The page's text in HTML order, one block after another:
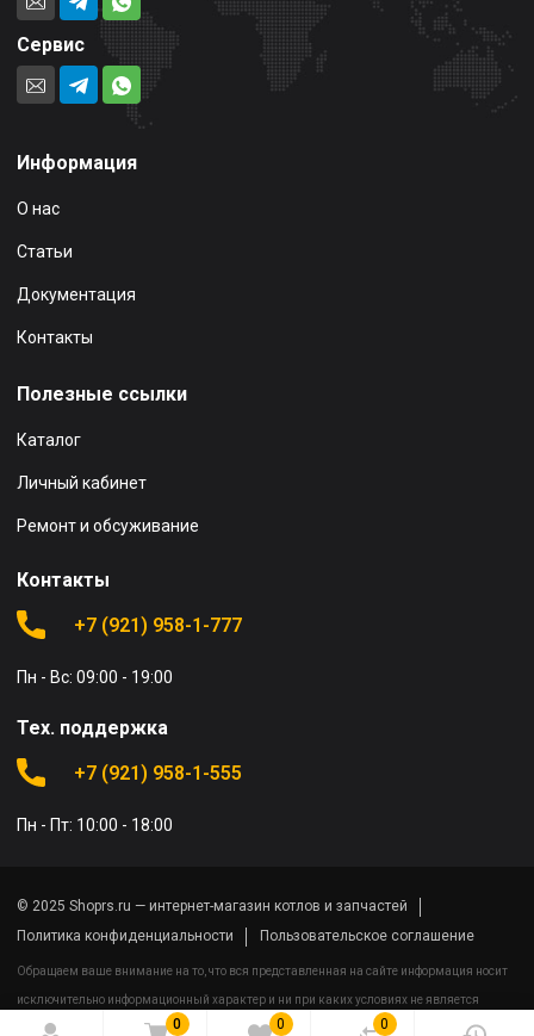
0 0 0
Сервис
Информация
О нас
Статьи
Документация
Контакты
Полезные ссылки
Каталог
Личный кабинет
Ремонт и обсуживание
Контакты
+7 (921) 958-1-777
Пн - Вс: 09:00 - 19:00
Тех. поддержка
+7 (921) 958-1-555
Пн - Пт: 10:00 - 18:00
© 2025 Shoprs.ru — интернет-магазин котлов и запчастей
Политика конфиденциальности
Пользовательское соглашение
Обращаем ваше внимание на то, что вся представленная на сайте информация носит
исключительно информационный характер и ни при каких условиях не является
публичной офертой определяемой положениями Статьи 437(2) Гражданского кодекса